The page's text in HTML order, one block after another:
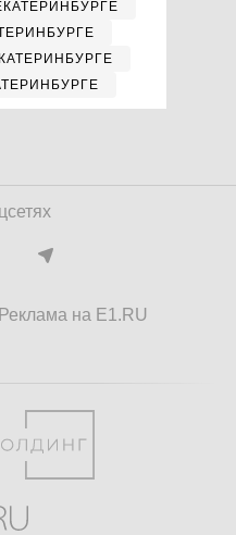
Реклама на E1.RU